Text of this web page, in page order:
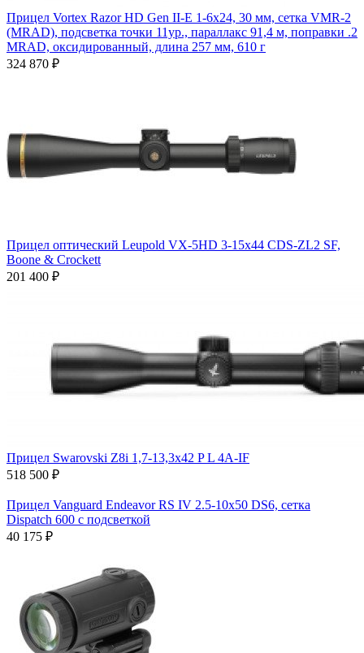
Прицел Vortex Razor HD Gen II-E 1-6x24, 30 мм, сетка VMR-2
(MRAD), подсветка точки 11ур., параллакс 91,4 м, поправки .2
MRAD, оксидированный, длина 257 мм, 610 г
324 870 ₽
Прицел оптический Leupold VX-5HD 3-15x44 CDS-ZL2 SF,
Boone & Crockett
201 400 ₽
Прицел Swarovski Z8i 1,7-13,3x42 P L 4A-IF
518 500 ₽
Прицел Vanguard Endeavor RS IV 2.5-10x50 DS6, сетка
Dispatch 600 с подсветкой
40 175 ₽